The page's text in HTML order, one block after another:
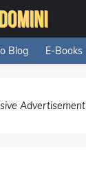
Blog E-Books
Advertisement